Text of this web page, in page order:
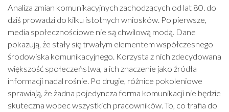
Analiza zmian komunikacyjnych zachodzących od lat 80. do
dziś prowadzi do kilku istotnych wniosków. Po pierwsze,
media społecznościowe nie są chwilową modą. Dane
pokazują, że stały się trwałym elementem współczesnego
środowiska komunikacyjnego. Korzysta z nich zdecydowana
większość społeczeństwa, a ich znaczenie jako źródła
informacji nadal rośnie. Po drugie, różnice pokoleniowe
sprawiają, że żadna pojedyncza forma komunikacji nie będzie
skuteczna wobec wszystkich pracowników. To, co trafia do